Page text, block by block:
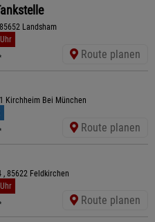
Landsham
Route planen
Kirchheim Bei München
Route planen
, 85622 Feldkirchen
Route planen